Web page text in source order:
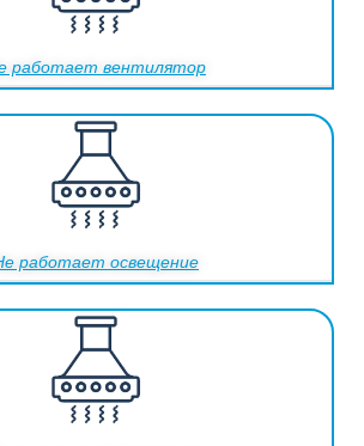
работает вентилятор
работает освещение